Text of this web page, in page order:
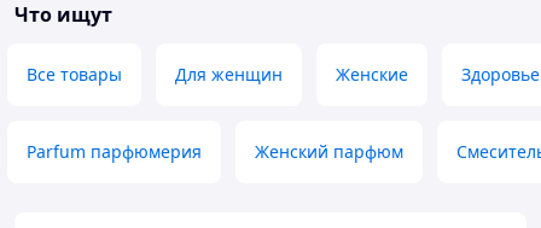
Что ищут
Все товары Для женщин Женские Здоровье
Parfum парфюмерия Женский парфюм